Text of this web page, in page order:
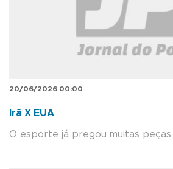
20/06/2026 00:00
Irã X EUA
O esporte já pregou muitas peças